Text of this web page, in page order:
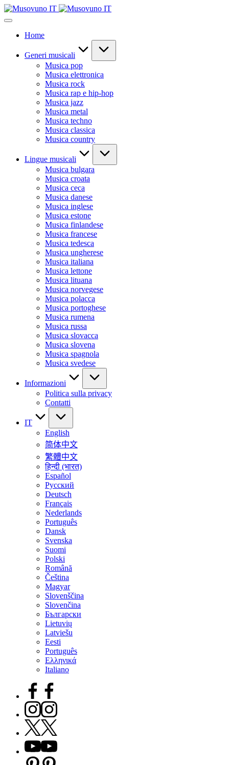
Skip
to
Home
Generi musicali
Musica pop
Musica elettronica
Musica rock
Musica rap e hip-hop
Musica jazz
Musica metal
Musica techno
Musica classica
Musica country
Lingue musicali
Musica bulgara
Musica croata
Musica ceca
Musica danese
Musica inglese
Musica estone
Musica finlandese
Musica francese
Musica tedesca
Musica ungherese
Musica italiana
Musica lettone
Musica lituana
Musica norvegese
Musica polacca
Musica portoghese
Musica rumena
Musica russa
Musica slovacca
Musica slovena
Musica spagnola
Musica svedese
Informazioni
Politica sulla privacy
Contatti
IT
English
简体中文
繁體中文
हिन्दी (भारत)
Español
Русский
Deutsch
Français
Nederlands
Português
Dansk
Svenska
Suomi
Polski
Română
Čeština
Magyar
Slovenščina
Slovenčina
Български
Lietuvių
Latviešu
Eesti
Português
Ελληνικά
Italiano
Facebook
Instagram
X
Youtube
Pinterest